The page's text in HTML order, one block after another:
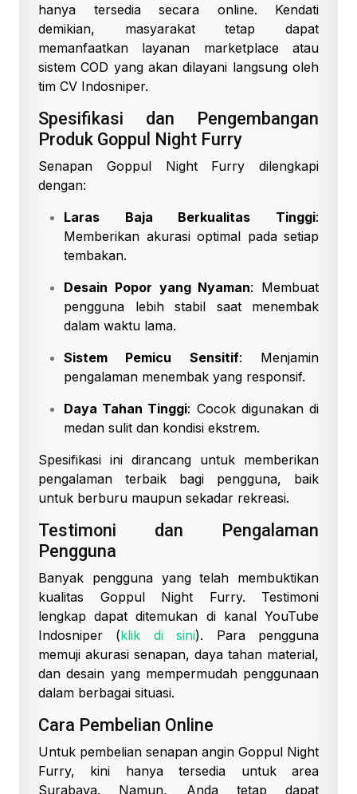
hanya tersedia secara online. Kendati
demikian, masyarakat tetap dapat
memanfaatkan layanan marketplace atau
sistem COD yang akan dilayani langsung oleh
tim CV Indosniper.
Spesifikasi dan Pengembangan
Produk Goppul Night Furry
Senapan Goppul Night Furry dilengkapi
dengan:
Laras Baja Berkualitas Tinggi:
Memberikan akurasi optimal pada setiap
tembakan.
Desain Popor yang Nyaman: Membuat
pengguna lebih stabil saat menembak
dalam waktu lama.
Sistem Pemicu Sensitif: Menjamin
pengalaman menembak yang responsif.
Daya Tahan Tinggi: Cocok digunakan di
medan sulit dan kondisi ekstrem.
Spesifikasi ini dirancang untuk memberikan
pengalaman terbaik bagi pengguna, baik
untuk berburu maupun sekadar rekreasi.
Testimoni dan Pengalaman
Pengguna
Banyak pengguna yang telah membuktikan
kualitas Goppul Night Furry. Testimoni
lengkap dapat ditemukan di kanal YouTube
Indosniper (klik di sini). Para pengguna
memuji akurasi senapan, daya tahan material,
dan desain yang mempermudah penggunaan
dalam berbagai situasi.
Cara Pembelian Online
Untuk pembelian senapan angin Goppul Night
Furry, kini hanya tersedia untuk area
Surabaya. Namun, Anda tetap dapat